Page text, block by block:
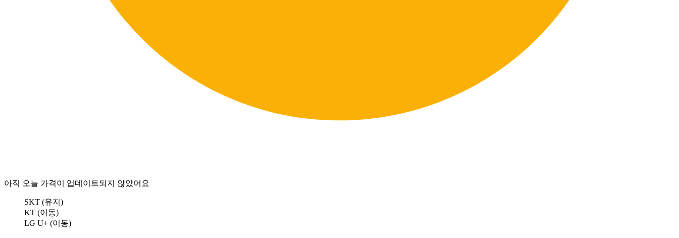
아직 오늘 가격이 업데이트되지 않았어요
SKT (유지)
KT (이동)
LG U+ (이동)